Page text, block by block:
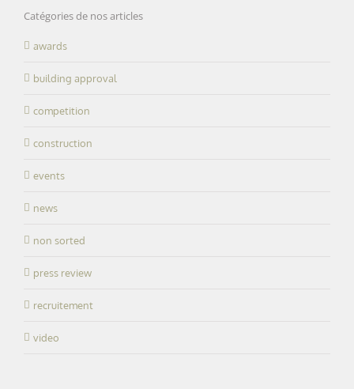
Catégories de nos articles
awards
building approval
competition
construction
events
news
non sorted
press review
recruitement
video